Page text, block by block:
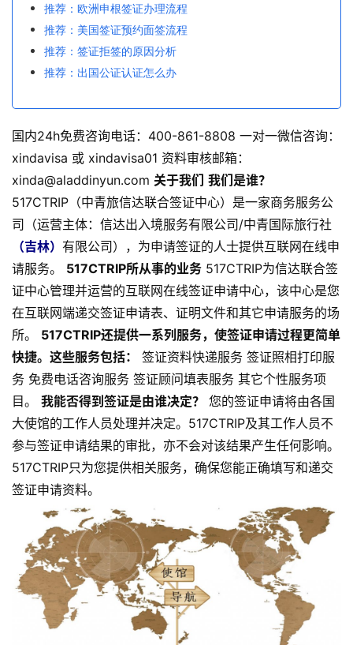
推荐：欧洲申根签证办理流程
推荐：美国签证预约面签流程
推荐：签证拒签的原因分析
推荐：出国公证认证怎么办
国内24h免费咨询电话：400-861-8808 一对一微信咨询：
xindavisa 或 xindavisa01 资料审核邮箱：
xinda@aladdinyun.com 关于我们 我们是谁？
517CTRIP（中青旅信达联合签证中心）是一家商务服务公
司（运营主体：信达出入境服务有限公司/中青国际旅行社
（吉林） 有限公司），为申请签证的人士提供互联网在线申
请服务。 517CTRIP所从事的业务 517CTRIP为信达联合签
证中心管理并运营的互联网在线签证申请中心，该中心是您
在互联网端递交签证申请表、证明文件和其它申请服务的场
所。 517CTRIP还提供一系列服务，使签证申请过程更简单
快捷。这些服务包括：
签证资料快递服务 签证照相打印服
务 免费电话咨询服务 签证顾问填表服务 其它个性服务项
目。 我能否得到签证是由谁决定？
您的签证申请将由各国
大使馆的工作人员处理并决定。517CTRIP及其工作人员不
参与签证申请结果的审批，亦不会对该结果产生任何影响。
517CTRIP只为您提供相关服务，确保您能正确填写和递交
签证申请资料。